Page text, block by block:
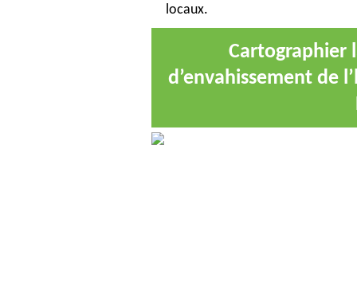
locaux.
Cartographier
d’envahissement de